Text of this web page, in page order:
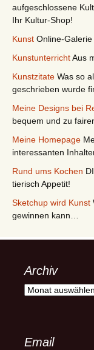
aufgeschlossene
Ihr Kultur-Shop!
Kunst Online-
KunstunterrichtAus
Kunstzitate Was so
geschrieben wurde
Meine Designs bei
bequem und zu
Meine Homepage
interessanten
Rund ums Kochen
tierisch Appetit!
Sketchup wird Kunst
gewinnen kann…
Archiv
Archiv
Email